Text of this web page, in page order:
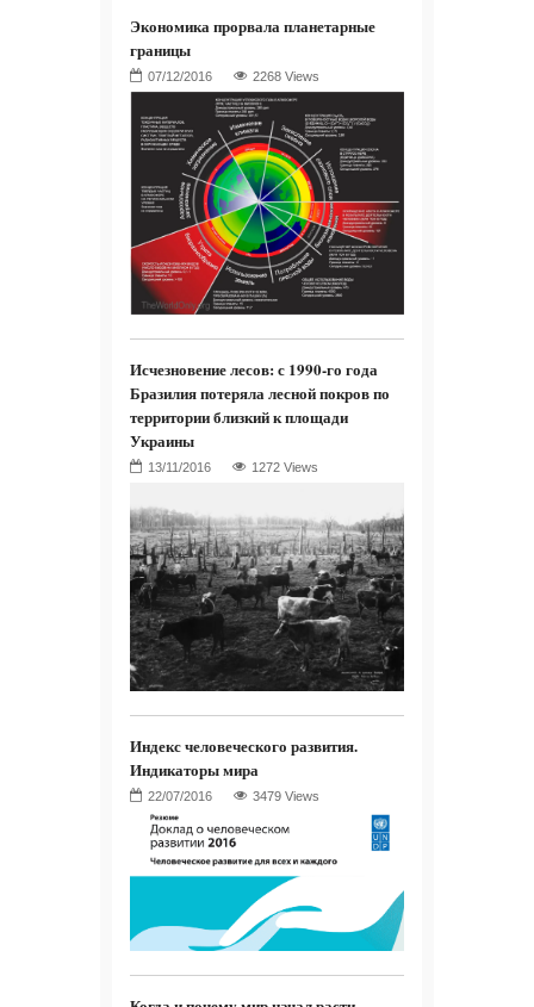
Экономика прорвала планетарные
границы
2268 Views
Исчезновение лесов: с 1990-го года
Бразилия потеряла лесной покров по
территории близкий к площади
Украины
1272 Views
Индекс человеческого развития.
Индикаторы мира
3479 Views